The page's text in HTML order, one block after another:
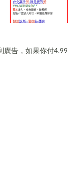
廣告，如果你付4.99